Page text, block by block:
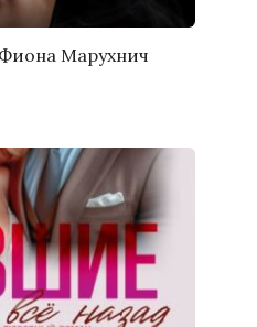
Марухнич